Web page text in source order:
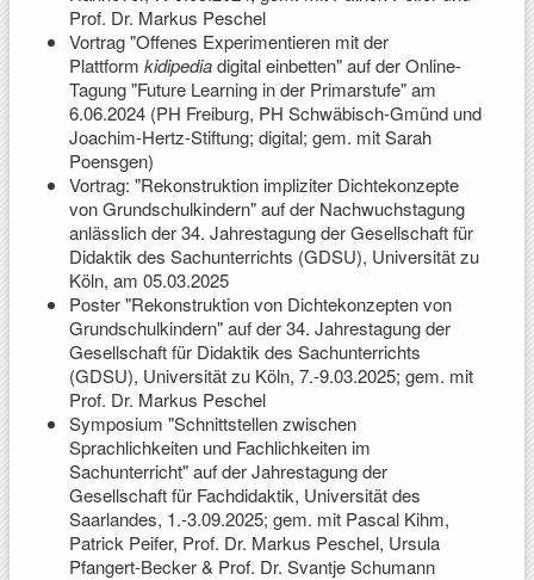
Prof. Dr. Markus Peschel
Vortrag "Offenes Experimentieren mit der
Plattform kidipediadigital einbetten" auf der Online-
Tagung "Future Learning in der Primarstufe" am
6.06.2024 (PH Freiburg, PH Schwäbisch-Gmünd und
Joachim-Hertz-Stiftung; digital; gem. mit Sarah
Poensgen)
Vortrag: "Rekonstruktion impliziter Dichtekonzepte
von Grundschulkindern" auf der Nachwuchstagung
anlässlich der 34. Jahrestagung der Gesellschaft für
Didaktik des Sachunterrichts (GDSU), Universität zu
Köln, am 05.03.2025
Poster "Rekonstruktion von Dichtekonzepten von
Grundschulkindern" auf der 34. Jahrestagung der
Gesellschaft für Didaktik des Sachunterrichts
(GDSU), Universität zu Köln, 7.-9.03.2025; gem. mit
Prof. Dr. Markus Peschel
Symposium "Schnittstellen zwischen
Sprachlichkeiten und Fachlichkeiten im
Sachunterricht" auf der Jahrestagung der
Gesellschaft für Fachdidaktik, Universität des
Saarlandes, 1.-3.09.2025; gem. mit Pascal Kihm,
Patrick Peifer, Prof. Dr. Markus Peschel, Ursula
Pfangert-Becker & Prof. Dr. Svantje Schumann